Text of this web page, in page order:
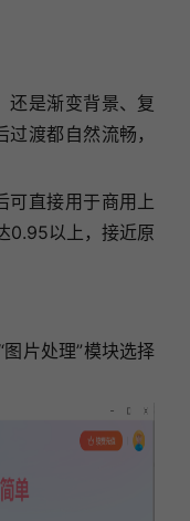
还是渐变背景、复
渡都自然流畅，
可直接用于商用上
0.95以上，接近原
片处理”模块选择